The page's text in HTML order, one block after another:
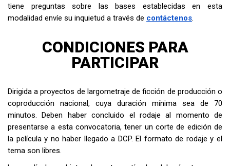
tiene preguntas sobre las bases establecidas en esta
modalidad envíe su inquietud a través de contáctenos.
CONDICIONES PARA
PARTICIPAR
Dirigida a proyectos de largometraje de ficción de producción o
coproducción nacional, cuya duración mínima sea de 70
minutos. Deben haber concluido el rodaje al momento de
presentarse a esta convocatoria, tener un corte de edición de
la película y no haber llegado a DCP. El formato de rodaje y el
tema son libres.